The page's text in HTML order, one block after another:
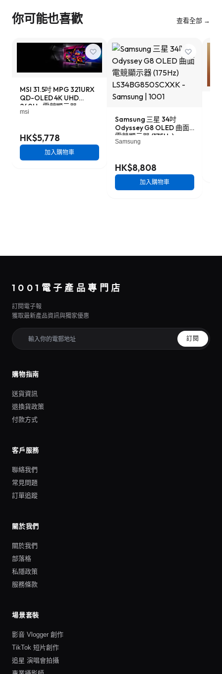
你可能也喜歡 查看全部 →
MSI 31.5吋 MPG 321URX
QD-OLED 4K UHD
240Hz 電競顯示器
msi
HK$5,778
加入購物車
Samsung 三星 34吋
Odyssey G8 OLED 曲面
電競顯示器 (175Hz)
LS34BG850SCXXK
Samsung
HK$8,808
加入購物車
1001電子產品專門店
訂閱電子報
獲取最新產品資訊與獨家優惠
訂閱
購物指南
送貨資訊
退換貨政策
付款方式
客戶服務
聯絡我們
常見問題
訂單追蹤
關於我們
關於我們
部落格
私隱政策
服務條款
場景套裝
影音 Vlogger 創作
TikTok 短片創作
追星 演唱會拍攝